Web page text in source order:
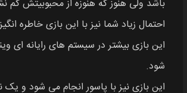
باشد ولی هنوز که هنوزه از محبوبیتش کم
احتمال زیاد شما نیز با این بازی خاطره
این بازی بیشتر در سیستم های رایانه ای
شود.
این بازی نیز با پاسور انجام می شود و